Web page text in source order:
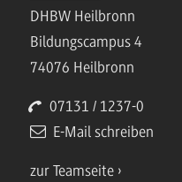
DHBW Heilbronn
Bildungscampus 4
74076 Heilbronn
07131 / 1237-0
E-Mail schreiben
zur Teamseite